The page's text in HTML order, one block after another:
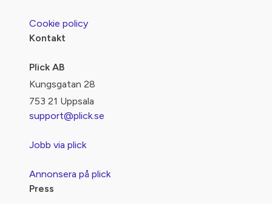
Cookie policy
Kontakt
Plick AB
Kungsgatan 28
753 21 Uppsala
support@plick.se
Jobb via plick
Annonsera på plick
Press